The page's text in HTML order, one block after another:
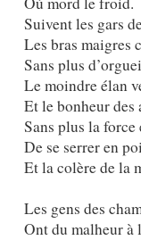
Suivent les gars
Les bras maigres
Sans plus
Le moindre élan
Et le bonheur des
Sans plus la
De se serrer en
Et la colère de la
Les gens des
Ont du malheur à